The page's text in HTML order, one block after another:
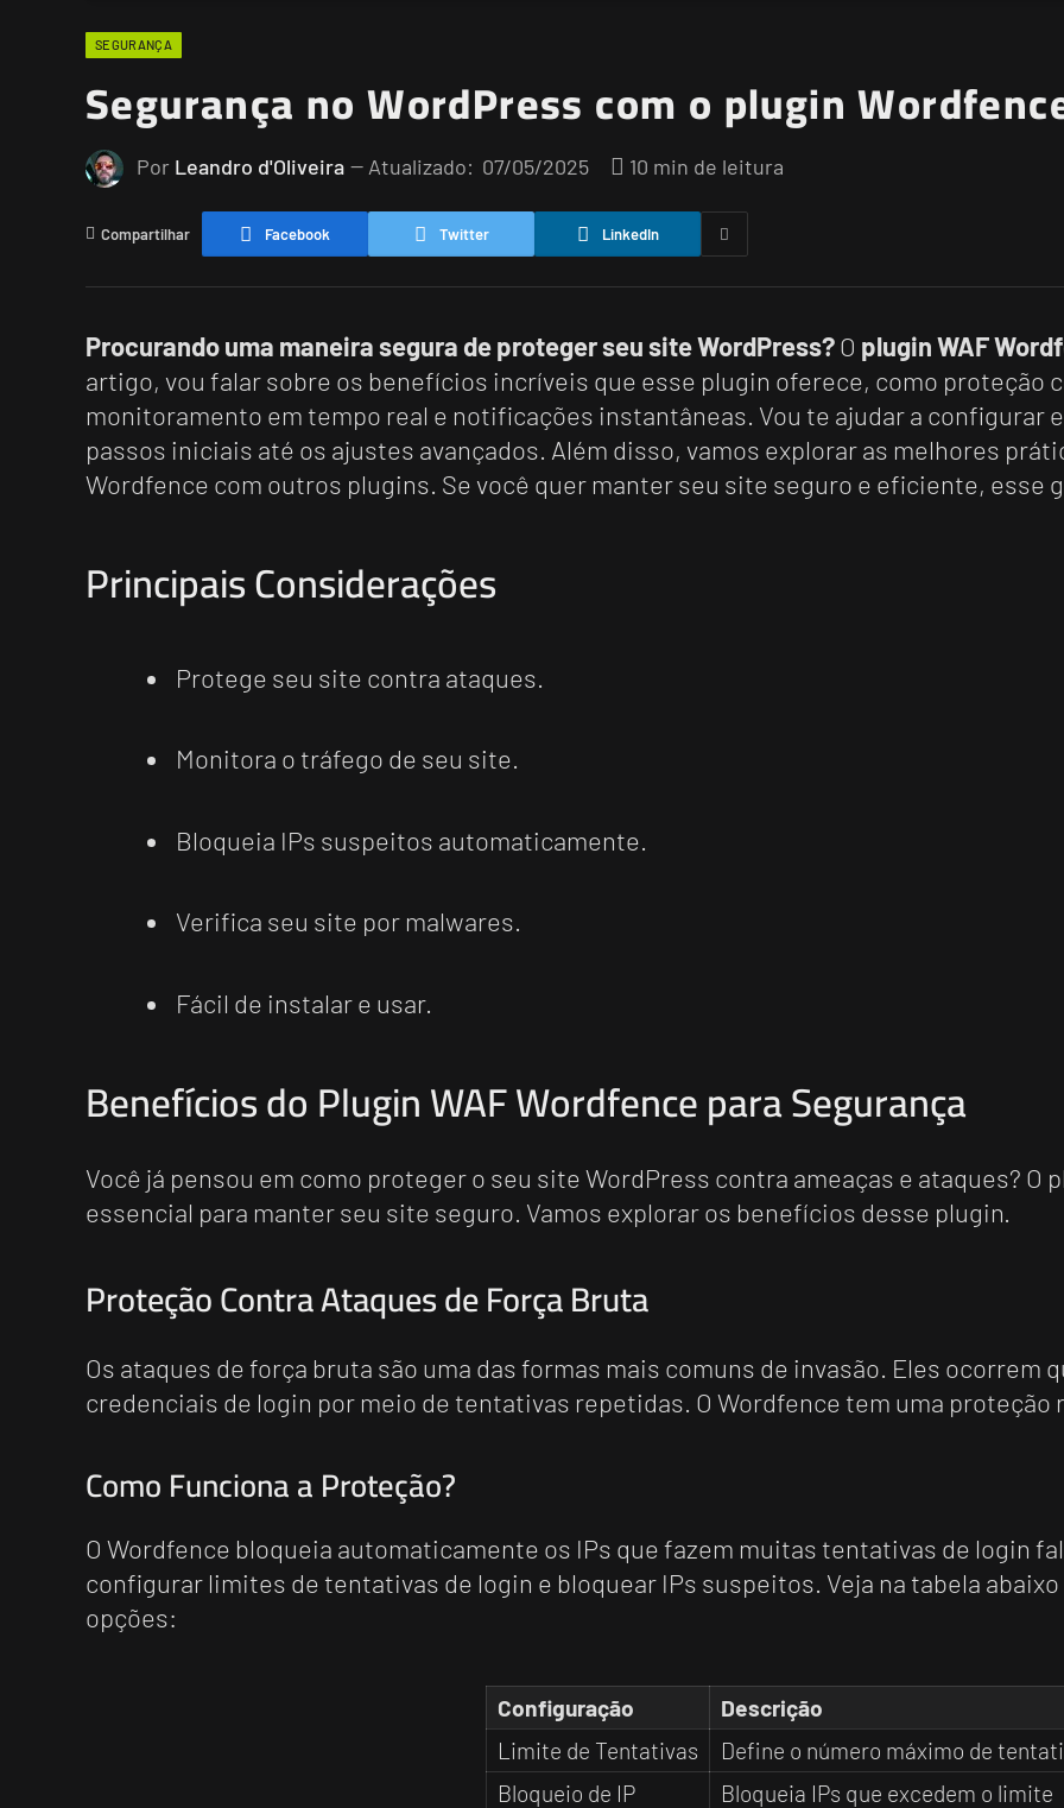
SEGURANÇA
Segurança no WordPress com o plugin
Por Leandro d'Oliveira Atualizado: 07/05/2025 10 min de leitura
Compartilhar Facebook Twitter LinkedIn
Procurando uma maneira segura de proteger seu site WordPress?O plugin WAF
artigo, vou falar sobre os benefícios incríveis que esse plugin oferece, como proteção
monitoramento em tempo real e notificações instantâneas. Vou te ajudar a configurar
passos iniciais até os ajustes avançados. Além disso, vamos explorar as melhores
Wordfence com outros plugins. Se você quer manter seu site seguro e eficiente, esse
Principais Considerações
Protege seu site contra ataques.
Monitora o tráfego de seu site.
Bloqueia IPs suspeitos automaticamente.
Verifica seu site por malwares.
Fácil de instalar e usar.
Benefícios do Plugin WAF Wordfence para Segurança
Você já pensou em como proteger o seu site WordPress contra ameaças e ataques? O
essencial para manter seu site seguro. Vamos explorar os benefícios desse plugin.
Proteção Contra Ataques de Força Bruta
Os ataques de força bruta são uma das formas mais comuns de invasão. Eles ocorrem
credenciais de login por meio de tentativas repetidas. O Wordfence tem uma proteção
Como Funciona a Proteção?
O Wordfence bloqueia automaticamente os IPs que fazem muitas tentativas de login
configurar limites de tentativas de login e bloquear IPs suspeitos. Veja na tabela
opções:
Configuração
Descrição
Limite de Tentativas
Define o número máximo de
Bloqueio de IP
Bloqueia IPs que excedem o limite